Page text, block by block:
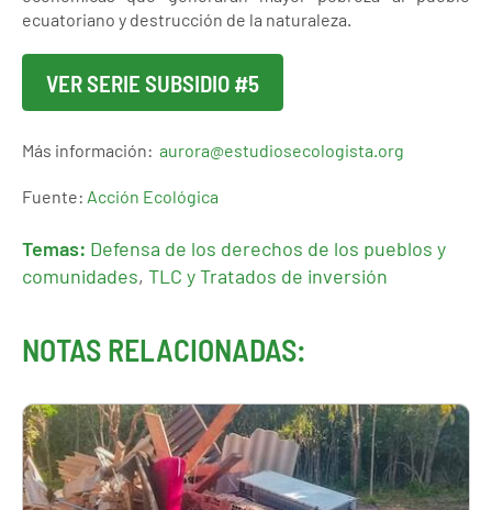
ecuatoriano y destrucción de la naturaleza.
VER SERIE SUBSIDIO #5
Más información: aurora@estudiosecologista.org
Fuente: Acción Ecológica
Temas: Defensa de los derechos de los pueblos y
comunidades, TLC y Tratados de inversión
NOTAS RELACIONADAS: